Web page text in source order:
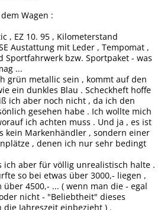
Wagen :
, EZ 10. 95 , Kilometerstand
Austattung mit Leder , Tempomat ,
Sportfahrwerk bzw. Sportpaket - was
...
grün metallic sein , kommt auf den
ein dunkles Blau . Scheckheft hoffe
ich aber noch nicht , da ich den
gesehen habe . Ich wollte mich
ich achten muss . Und ja , es ist
kein Markenhändler , sondern einer
, denen ich nur sehr bedingt
ich aber für völlig unrealistisch halte .
so bei etwas über 3000,- liegen ,
4500,- ... ( wenn man die - egal
nicht - "Beliebtheit" dieses
Jahreszeit einbezieht ) .